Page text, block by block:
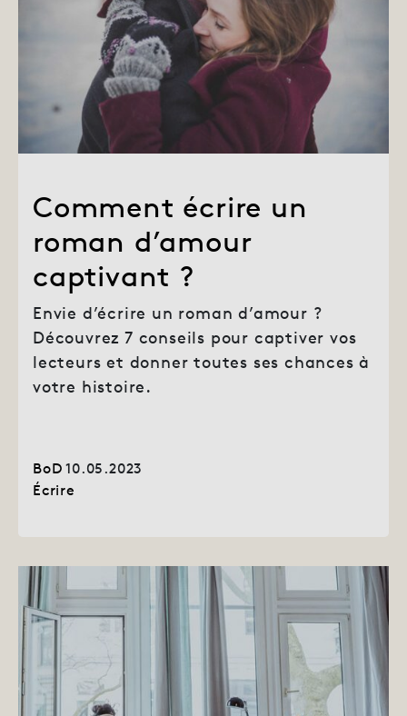
Comment écrire un
roman d’amour
captivant ?
Envie d’écrire un roman d’amour ?
Découvrez 7 conseils pour captiver vos
lecteurs et donner toutes ses chances à
votre histoire.
BoD 10.05.2023
Écrire